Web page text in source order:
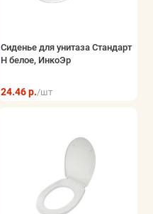
Сиденье для унитаза Стандарт
Н белое, ИнкоЭр
24.46 р./шт